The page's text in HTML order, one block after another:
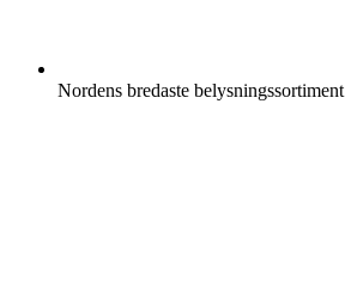
Nordens bredaste belysningssortiment